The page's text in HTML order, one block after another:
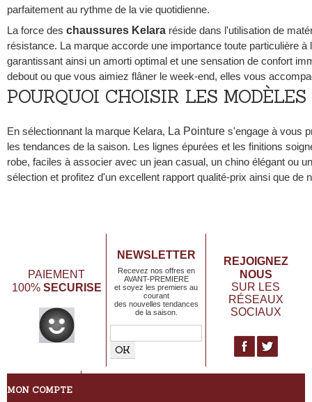
parfaitement au rythme de la vie quotidienne.
La force des chaussures Kelara réside dans l'utilisation de
résistance. La marque accorde une importance toute particulière
garantissant ainsi un amorti optimal et une sensation de confort
debout ou que vous aimiez flâner le week-end, elles vous
POURQUOI CHOISIR LES
En sélectionnant la marque Kelara, La Pointure s'engage à vous
les tendances de la saison. Les lignes épurées et les finitions
robe, faciles à associer avec un jean casual, un chino élégant ou
sélection et profitez d'un excellent rapport qualité-prix ainsi que de
PAIEMENT
100% SECURISE
NEWSLETTER
Recevez nos offres en
AVANT-PREMIERE
et soyez les premiers au
courant
des nouvelles tendances
de la saison.
REJOIGNEZ
NOUS
SUR LES
RÉSEAUX
SOCIAUX
MON COMPTE